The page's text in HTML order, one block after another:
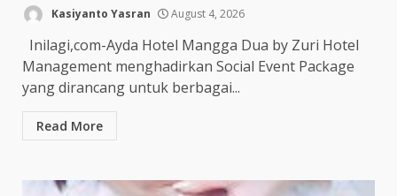
Kasiyanto Yasran August 4, 2026
Inilagi,com-Ayda Hotel Mangga Dua by Zuri Hotel
Management menghadirkan Social Event Package
yang dirancang untuk berbagai...
Read More